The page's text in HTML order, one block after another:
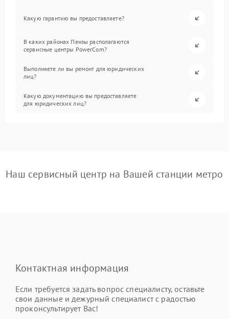
Какую гарантию вы предоставляете?
В каких районах Пензы располагаются
сервисные центры PowerCom?
Выполняете ли вы ремонт для юридических
лиц?
Какую документацию вы предоставляете
для юридических лиц?
Наш сервисный центр на Вашей станции метро
Контактная информация
Если требуется задать вопрос специалисту, оставьте
свои данные и дежурный специалист с радостью
проконсультирует Вас!